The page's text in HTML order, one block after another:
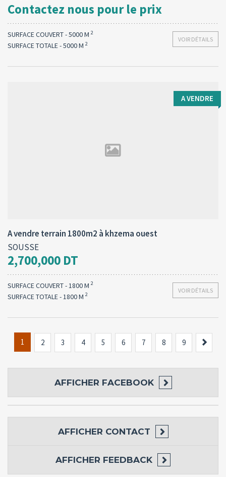
Contactez nous pour le prix
VOIR DÉTAILS
SURFACE COUVERT - 5000 M 2
SURFACE TOTALE - 5000 M 2
A VENDRE
A vendre terrain 1800m2 à khzema ouest
SOUSSE
2,700,000 DT
VOIR DÉTAILS
SURFACE COUVERT - 1800 M 2
SURFACE TOTALE - 1800 M 2
1 2 3 4 5 6 7 8 9
AFFICHER FACEBOOK
AFFICHER CONTACT
AFFICHER FEEDBACK